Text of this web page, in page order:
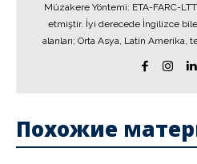
Müzakere Yöntemi: ETA-FARC-
etmiştir. İyi derecede İngilizce
alanları; Orta Asya, Latin Amerika,
Похожие